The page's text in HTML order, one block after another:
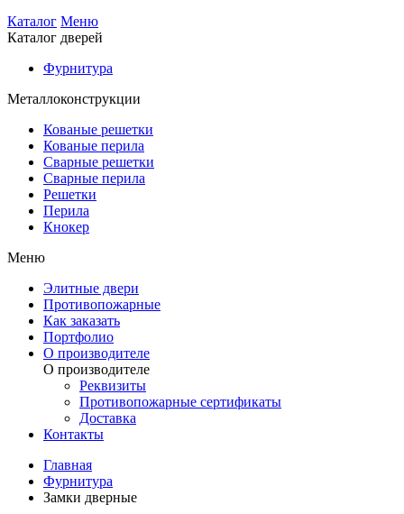
Каталог Меню
Каталог дверей
Фурнитура
Металлоконструкции
Кованые решетки
Кованые перила
Сварные решетки
Сварные перила
Решетки
Перила
Кнокер
Меню
Элитные двери
Противопожарные
Как заказать
Портфолио
О производителе
О производителе
Реквизиты
Противопожарные сертификаты
Доставка
Контакты
Главная
Фурнитура
Замки дверные